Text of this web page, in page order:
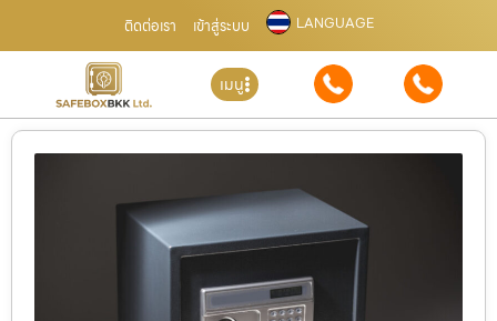
ติดต่อเรา เข้าสู่ระบบ LANGUAGE
เมนู